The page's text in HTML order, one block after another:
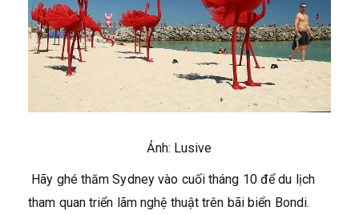
Ảnh: Lusive
Hãy ghé thăm Sydney vào cuối tháng 10 để du lịch
tham quan triển lãm nghệ thuật trên bãi biển Bondi.